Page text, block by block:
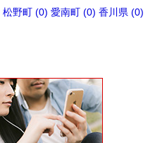
松野町 (0) 愛南町 (0) 香川県 (0)